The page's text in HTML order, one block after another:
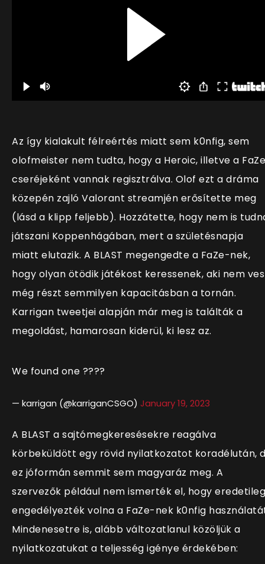
Az így kialakult félreértés miatt sem k0nfig, sem
olofmeister nem tudta, hogy a Heroic, illetve a FaZe
cseréjeként vannak regisztrálva. Olof ezt a dráma
közepén zajló Valorant streamjén erősítette meg
(lásd a klipp feljebb). Hozzátette, hogy nem is
játszani Koppenhágában, mert a születésnapja
miatt elutazik. A BLAST megengedte a FaZe-nek,
hogy olyan ötödik játékost keressenek, aki nem
még részt semmilyen kapacitásban a tornán.
Karrigan tweetjei alapján már meg is találták a
megoldást, hamarosan kiderül, ki lesz az.
We found one ????
— karrigan (@karriganCSGO) January 19, 2023
A BLAST a sajtómegkeresésekre reagálva
körbeküldött egy rövid nyilatkozatot koradélután,
ez jóformán semmit sem magyaráz meg. A
szervezők például nem ismerték el, hogy eredetileg
engedélyezték volna a FaZe-nek k0nfig
Mindenesetre is, alább változatlanul közöljük a
nyilatkozatukat a teljesség igénye érdekében: